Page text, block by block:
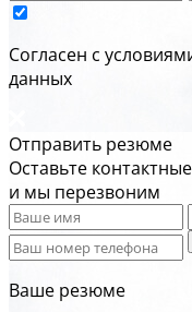
Cогласен с
данных
Отправить резюме
Оставьте
и мы перезвоним
Ваше резюме